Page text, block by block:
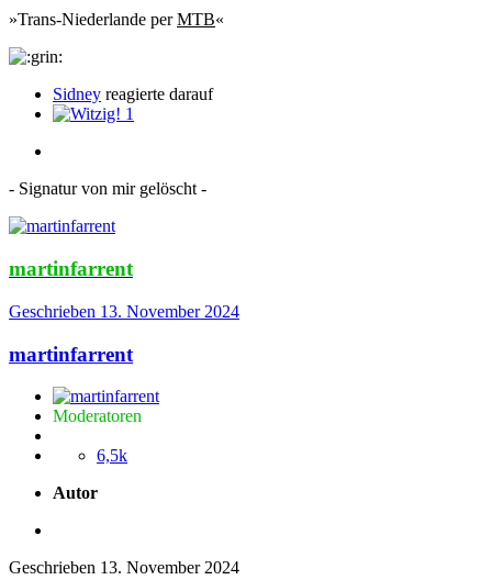
»Trans-Niederlande perMTB«
Sidney reagierte darauf
1
- Signatur von mir gelöscht -
martinfarrent
Geschrieben 13. November 2024
martinfarrent
Moderatoren
6,5k
Autor
Geschrieben 13. November 2024